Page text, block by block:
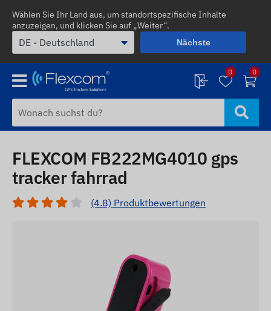
Wählen Sie Ihr Land aus, um standortspezifische Inhalte
anzuzeigen, und klicken Sie auf „Weiter“.
Nächste
0 0
FLEXCOM FB222MG4010 gps
tracker fahrrad
(4.8) Produktbewertungen